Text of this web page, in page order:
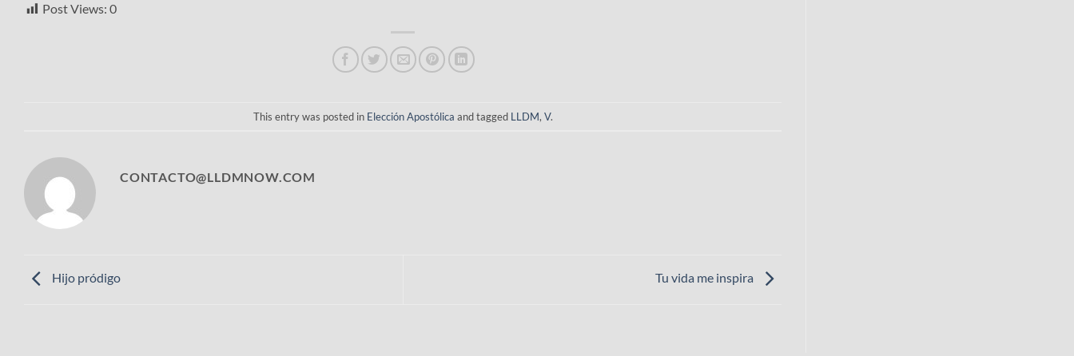
Post Views: 0
This entry was posted in Elección Apostólica and tagged LLDM, V.
CONTACTO@LLDMNOW.COM
Hijo pródigo Tu vida me inspira